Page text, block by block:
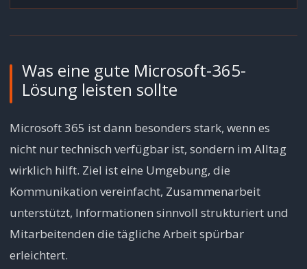
Was eine gute Microsoft-365-
Lösung leisten sollte
Microsoft 365 ist dann besonders stark, wenn es
nicht nur technisch verfügbar ist, sondern im Alltag
wirklich hilft. Ziel ist eine Umgebung, die
Kommunikation vereinfacht, Zusammenarbeit
unterstützt, Informationen sinnvoll strukturiert und
Mitarbeitenden die tägliche Arbeit spürbar
erleichtert.